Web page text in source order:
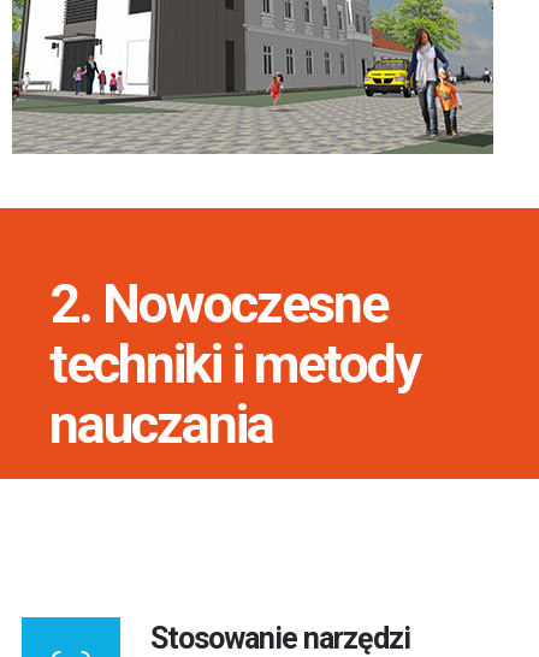
2. Nowoczesne
techniki i metody
nauczania
Stosowanie narzędzi